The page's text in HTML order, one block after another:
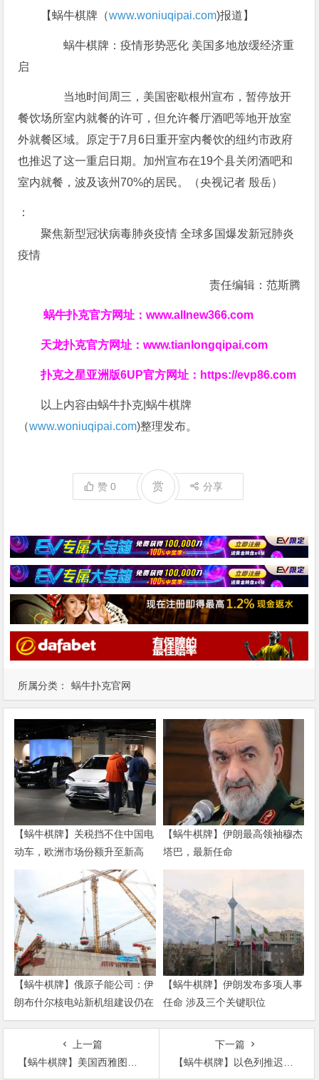
所属分类： 蜗牛扑克官网
【蜗牛棋牌（www.woniuqipai.com)报道】
蜗牛棋牌：疫情形势恶化 美国多地放缓经济重
启
当地时间周三，美国密歇根州宣布，暂停放开
餐饮场所室内就餐的许可，但允许餐厅酒吧等地开放室
外就餐区域。原定于7月6日重开室内餐饮的纽约市政府
也推迟了这一重启日期。加州宣布在19个县关闭酒吧和
室内就餐，波及该州70%的居民。（央视记者 殷岳）
：
聚焦新型冠状病毒肺炎疫情 全球多国爆发新冠肺炎
疫情
责任编辑：范斯腾
蜗牛扑克官方网址：www.allnew366.com
天龙扑克官方网址：www.tianlongqipai.com
扑克之星亚洲版6UP官方网址： https://evp86.com
以上内容由蜗牛扑克|蜗牛棋牌
（www.woniuqipai.com)整理发布。
赞0 赏 分享
【蜗牛棋牌】关税挡不住中国电
动车，欧洲市场份额升至新高
【蜗牛棋牌】伊朗最高领袖穆杰
塔巴，最新任命
【蜗牛棋牌】俄原子能公司：伊
朗布什尔核电站新机组建设仍在
继续
【蜗牛棋牌】伊朗发布多项人事
任命 涉及三个关键职位
上一篇
【蜗牛棋牌】美国西雅图警方逮捕31名抗议者
下一篇
【蜗牛棋牌】以色列推迟实施吞并计划？法媒：英、澳曾强烈反对